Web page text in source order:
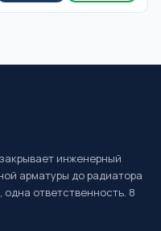
инженерный
арматуры до радиатора
ответственность. 8